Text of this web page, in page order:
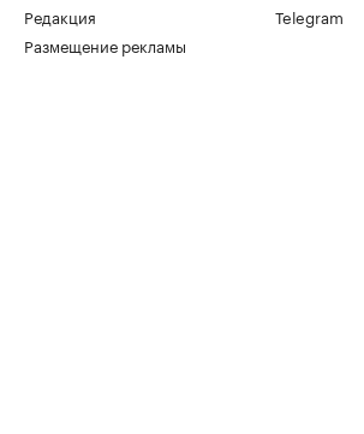
Редакция
Размещение рекламы
Telegram